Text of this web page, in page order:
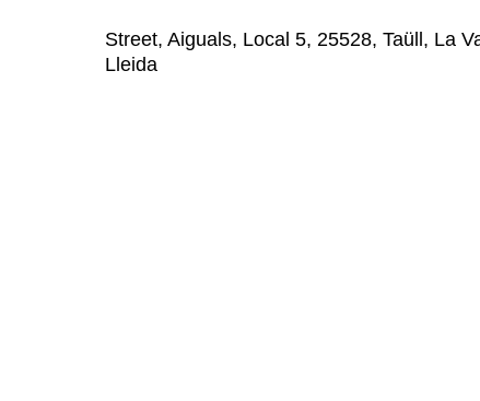
Street, Aiguals, Local 5, 25528, Taüll, La
Lleida